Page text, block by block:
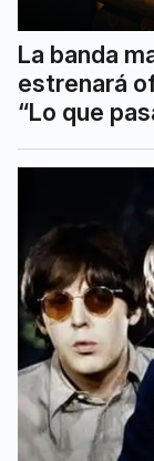
La banda
estrenará
“Lo que